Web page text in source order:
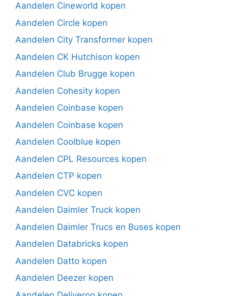
Aandelen Cineworld kopen
Aandelen Circle kopen
Aandelen City Transformer kopen
Aandelen CK Hutchison kopen
Aandelen Club Brugge kopen
Aandelen Cohesity kopen
Aandelen Coinbase kopen
Aandelen Coinbase kopen
Aandelen Coolblue kopen
Aandelen CPL Resources kopen
Aandelen CTP kopen
Aandelen CVC kopen
Aandelen Daimler Truck kopen
Aandelen Daimler Trucs en Buses kopen
Aandelen Databricks kopen
Aandelen Datto kopen
Aandelen Deezer kopen